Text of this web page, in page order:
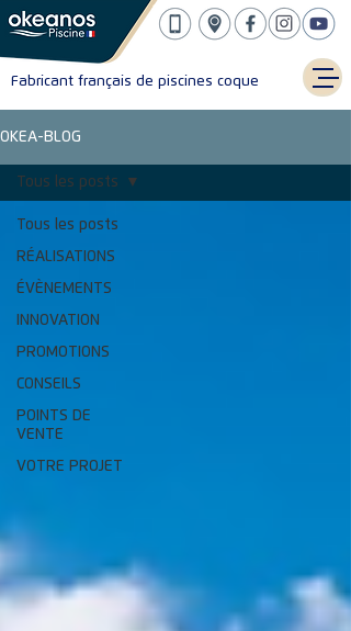
Fabricant français de piscines coque
OKEA-BLOG
Tous les posts
RÉALISATIONS
ÉVÈNEMENTS
INNOVATION
PROMOTIONS
CONSEILS
POINTS DE
VENTE
VOTRE PROJET
Tous les posts